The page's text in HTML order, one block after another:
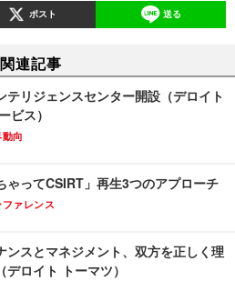
ポスト 送る
関連記事
テリジェンスセンター開設（デロイト
ビス）
向
ゃってCSIRT」再生3つのアプローチ
ァレンス
ンスとマネジメント、双方を正しく理
ロイト トーマツ）